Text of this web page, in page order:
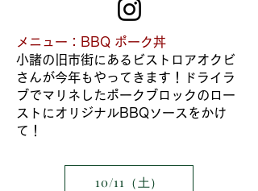
メニュー：BBQ ポーク丼
​小諸の旧市街にあるビストロアオクビ
さんが今年もやってきます！ドライラ
ブでマリネしたポークブロックのロー
ストにオリジナルBBQソースをかけ
て！
10/11（土）